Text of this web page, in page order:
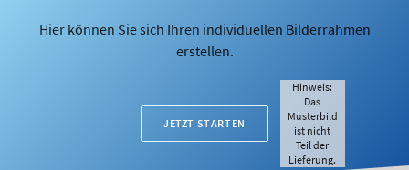
Hier können Sie sich Ihren individuellen Bilderrahmen
erstellen.
JETZT STARTEN
Hinweis:
Das
Musterbild
ist nicht
Teil der
Lieferung.